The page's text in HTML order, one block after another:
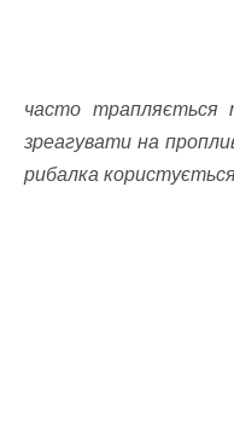
часто
зреагувати на
рибалка